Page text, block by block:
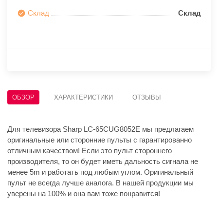
Склад Склад
ОБЗОР ХАРАКТЕРИСТИКИ ОТЗЫВЫ
Для телевизора Sharp LC-65CUG8052E мы предлагаем
оригинальные или сторонние пульты с гарантированно
отличным качеством! Если это пульт стороннего
производителя, то он будет иметь дальность сигнала не
менее 5m и работать под любым углом. Оригинальный
пульт не всегда лучше аналога. В нашей продукции мы
уверены на 100% и она вам тоже понравится!